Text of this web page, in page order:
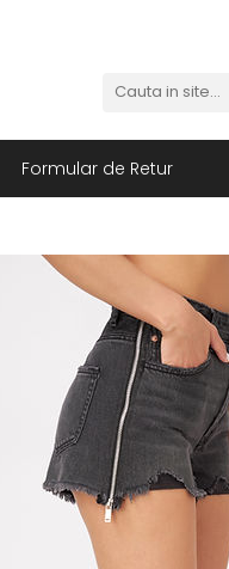
Formular de Retur